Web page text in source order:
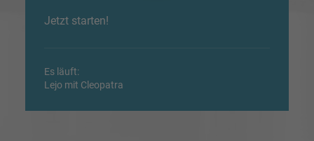
Jetzt starten!
Es läuft:
Lejo mit Cleopatra